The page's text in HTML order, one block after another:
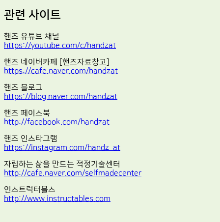
관련 사이트
핸즈 유튜브 채널
https://youtube.com/c/handzat
핸즈 네이버카페 [핸즈자료창고]
https://cafe.naver.com/handzat
핸즈 블로그
https://blog.naver.com/handzat
핸즈 페이스북
http://facebook.com/handzat
핸즈 인스타그램
https://instagram.com/handz_at
자립하는 삶을 만드는 적정기술센터
http://cafe.naver.com/selfmadecenter
인스트럭터블스
http://www.instructables.com